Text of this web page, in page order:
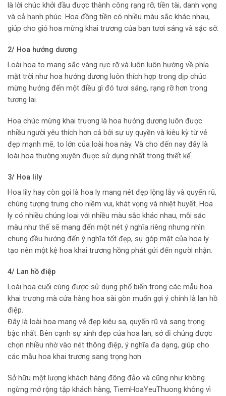
là lời chúc khởi đầu được thành công rạng rỡ, tiền tài, danh vọng
và cả hạnh phúc. Hoa đồng tiền có nhiều màu sắc khác nhau,
giúp cho giỏ hoa mừng khai trương của bạn tươi sáng và sặc sỡ.
2/ Hoa hướng dương
Loài hoa to mang sắc vàng rực rỡ và luôn luôn hướng về phía
mặt trời như hoa hướng dương luôn thích hợp trong dịp chúc
mừng hướng đến một điều gì đó tươi sáng, rạng rỡ hơn trong
tương lai.
Hoa chúc mừng khai trương là hoa hướng dương luôn được
nhiều người yêu thích hơn cả bởi sự uy quyền và kiêu kỳ từ vẻ
đẹp mạnh mẽ, to lớn của loài hoa này. Và cho đến nay đây là
loài hoa thường xuyên được sử dụng nhất trong thiết kế.
3/ Hoa lily
Hoa lily hay còn gọi là hoa ly mang nét đẹp lộng lẫy và quyến rũ,
chúng tượng trưng cho niềm vui, khát vọng và nhiệt huyết. Hoa
ly có nhiều chúng loại với nhiều màu sắc khác nhau, mỗi sắc
màu như thế sẽ mang đến một nét ý nghĩa riêng nhưng nhìn
chung đều hướng đến ý nghĩa tốt đẹp, sự góp mặt của hoa ly
tạo nên một kệ hoa khai trương hồng phát gửi đến người nhận.
4/ Lan hồ điệp
Loài hoa cuối cùng được sử dụng phổ biến trong các mẫu hoa
khai trương mà cửa hàng hoa sài gòn muốn gợi ý chính là lan hồ
điệp.
Đây là loài hoa mang vẻ đẹp kiêu sa, quyến rũ và sang trọng
bậc nhất. Bên cạnh sự xinh đẹp của hoa lan, sở dĩ chúng được
chọn nhiều nhờ vào nét thông điệp, ý nghĩa đa dạng, giúp cho
các mẫu hoa khai trương sang trọng hơn
Sở hữu một lượng khách hàng đông đảo và cũng như không
ngừng mở rộng tập khách hàng, TiemHoaYeuThuong không vì